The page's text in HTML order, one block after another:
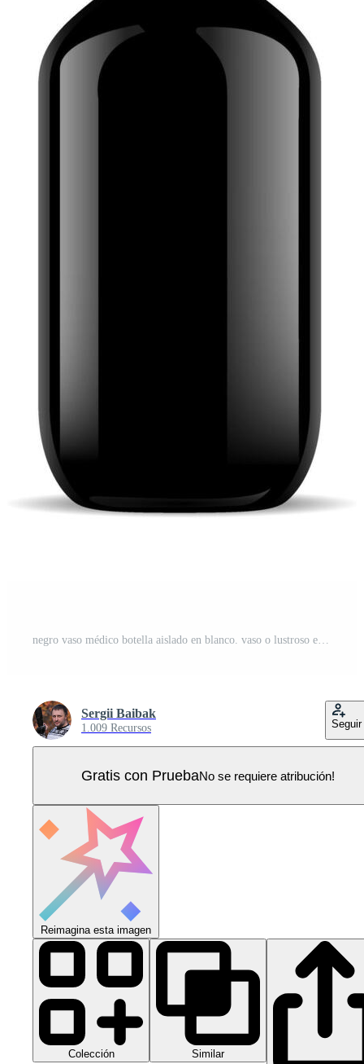
negro vaso médico botella aislado en blanco. vaso o lustroso el plastico envase para diferente cosmético o médico productos 3d realista frasco Bosquejo diseño. Vector Pro
Sergii Baibak
1.009 Recursos Seguir
Gratis con PruebaNo se requiere atribución!
Reimagina esta imagen
Colección Similar